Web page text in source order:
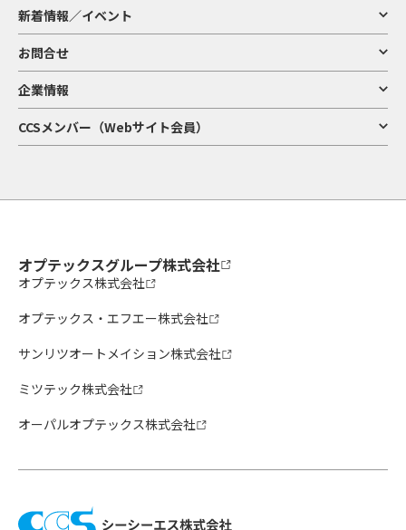
新着情報／イベント
お問合せ
企業情報
CCSメンバー（Webサイト会員）
オプテックスグループ株式会社
オプテックス株式会社
オプテックス・エフエー株式会社
サンリツオートメイション株式会社
ミツテック株式会社
オーパルオプテックス株式会社